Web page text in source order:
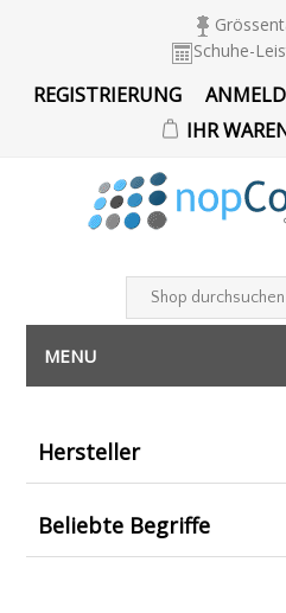
Schuhe-
REGISTRIERUNG
IHR
MENU
Hersteller
Beliebte Begriffe